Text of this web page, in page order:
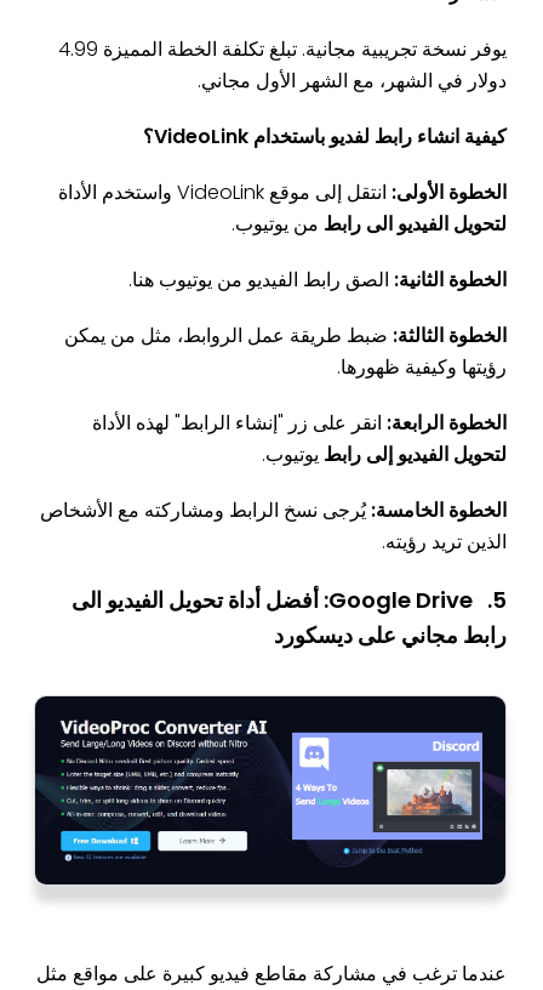
يوفر نسخة تجريبية مجانية. تبلغ تكلفة الخطة المميزة 4.99
دولار في الشهر، مع الشهر الأول مجاني.
كيفية انشاء رابط لفديو باستخدام VideoLink؟
الخطوة الأولى: انتقل إلى موقع VideoLink واستخدم الأداة
لتحويل الفيديو الى رابط من يوتيوب.
الخطوة الثانية: الصق رابط الفيديو من يوتيوب هنا.
الخطوة الثالثة: ضبط طريقة عمل الروابط، مثل من يمكن
رؤيتها وكيفية ظهورها.
الخطوة الرابعة: انقر على زر "إنشاء الرابط" لهذه الأداة
لتحويل الفيديو إلى رابط يوتيوب.
الخطوة الخامسة:يُرجى نسخ الرابط ومشاركته مع الأشخاص
الذين تريد رؤيته.
5. Google Drive: أفضل أداة تحويل الفيديو الى
رابط مجاني على ديسكورد
عندما ترغب في مشاركة مقاطع فيديو كبيرة على مواقع مثل